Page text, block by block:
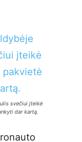
svečiui įteikė
dar kartą.